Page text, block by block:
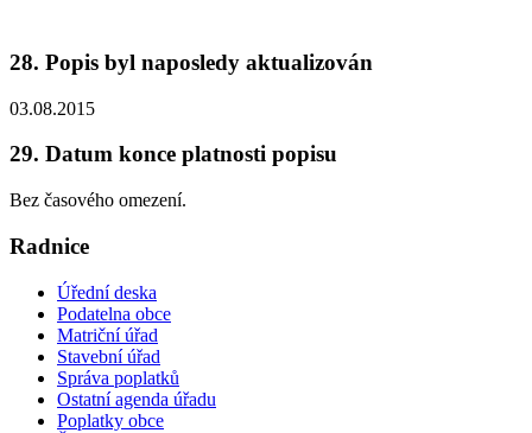
28. Popis byl naposledy aktualizován
03.08.2015
29. Datum konce platnosti popisu
Bez časového omezení.
Radnice
Úřední deska
Podatelna obce
Matriční úřad
Stavební úřad
Správa poplatků
Ostatní agenda úřadu
Poplatky obce